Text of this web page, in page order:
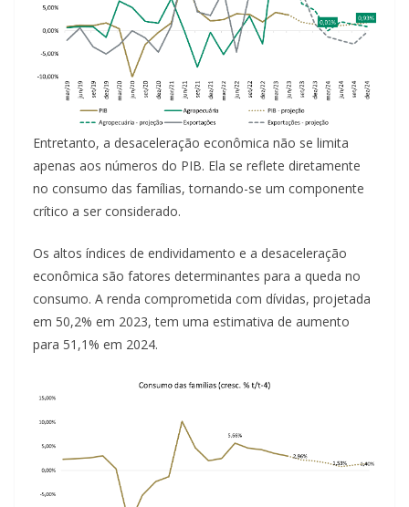
Entretanto, a desaceleração econômica não se limita
apenas aos números do PIB. Ela se reflete diretamente
no consumo das famílias, tornando-se um componente
crítico a ser considerado.
Os altos índices de endividamento e a desaceleração
econômica são fatores determinantes para a queda no
consumo. A renda comprometida com dívidas, projetada
em 50,2% em 2023, tem uma estimativa de aumento
para 51,1% em 2024.